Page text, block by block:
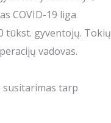
COVID-19 liga
tūkst. gyventojų. Tokių
vadovas.
susitarimas tarp